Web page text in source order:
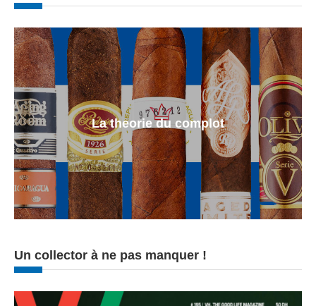
La theorie du complot
Un collector à ne pas manquer !